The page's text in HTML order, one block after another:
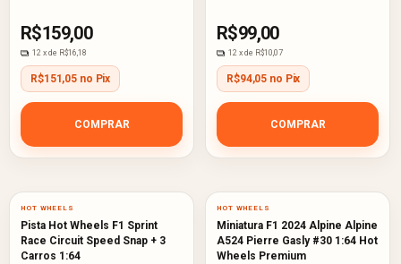
R$159,00
12 x de R$16,18
R$151,05 no Pix
COMPRAR
R$99,00
12 x de R$10,07
R$94,05 no Pix
COMPRAR
HOT WHEELS
Pista Hot Wheels F1 Sprint
Race Circuit Speed Snap + 3
Carros 1:64
HOT WHEELS
Miniatura F1 2024 Alpine Alpine
A524 Pierre Gasly #30 1:64 Hot
Wheels Premium